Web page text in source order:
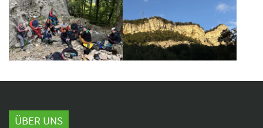
ÜBER UNS